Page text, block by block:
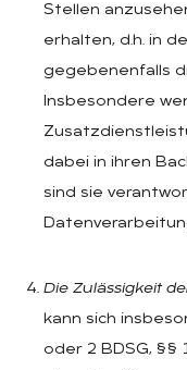
Stellen
erhalten, d.h. in
gegebenenfalls
Insbesondere
dabei in ihren
sind sie
Die Zulässigkeit
kann sich
oder 2 BDSG, §§